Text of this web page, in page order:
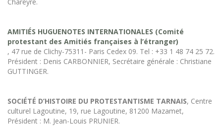
AMITIÉS HUGUENOTES INTERNATIONALES (Comité
protestant des Amitiés françaises à l’étranger)
, 47 rue de Clichy-75311- Paris Cedex 09. Tel : +33 1 48 74 25 72.
Président : Denis CARBONNIER, Secrétaire générale : Christiane
GUTTINGER.
SOCIÉTÉ D’HISTOIRE DU PROTESTANTISME TARNAIS, Centre
culturel Lagoutine, 19, rue Lagoutine, 81200 Mazamet,
Président : M. Jean-Louis PRUNIER.